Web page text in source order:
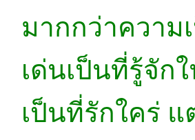
มากกว่าความ
เด่นเป็นที่รู้จัก
เป็นที่รักใคร่